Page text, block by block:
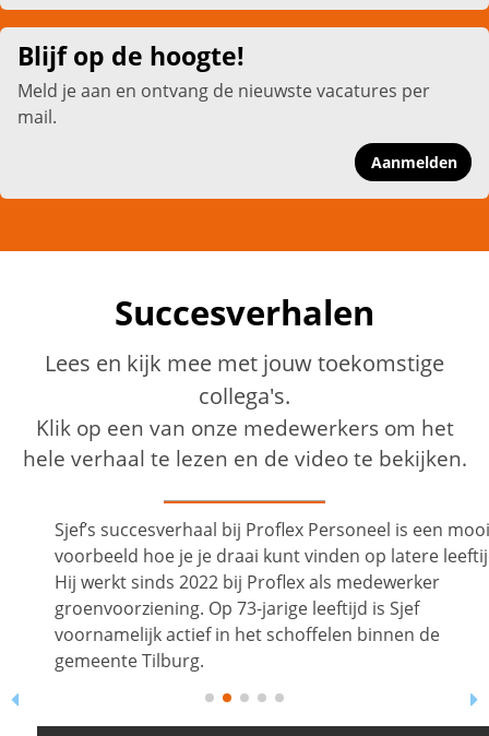
Blijf op de hoogte!
Meld je aan en ontvang de nieuwste vacatures per
mail.
Aanmelden
Succesverhalen
Lees en kijk mee met jouw toekomstige
collega's.
Klik op een van onze medewerkers om het
hele verhaal te lezen en de video te bekijken.
Sjef’s succesverhaal bij Proflex Personeel is een mooi
voorbeeld hoe je je draai kunt vinden op latere leeftijd.
Hij werkt sinds 2022 bij Proflex als medewerker
groenvoorziening. Op 73-jarige leeftijd is Sjef
voornamelijk actief in het schoffelen binnen de
gemeente Tilburg.